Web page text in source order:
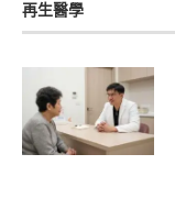
再生醫學